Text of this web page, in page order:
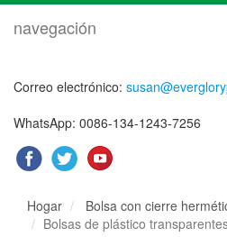
navegación
Correo electrónico:
WhatsApp: 0086-134-1243-7256
Hogar
Bolsa con cierre
Bolsas de plástico